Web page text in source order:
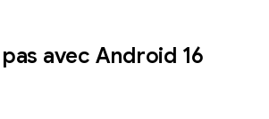
avec Android 16